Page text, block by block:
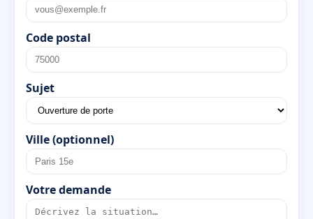
Code postal
Sujet
Ville (optionnel)
Votre demande